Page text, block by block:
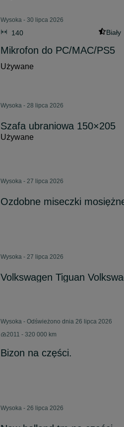
Wysoka - 30 lipca 2026
140 Biały
Mikrofon do PC/MAC/PS5
Używane
Wysoka - 28 lipca 2026
Szafa ubraniowa 150×205
Używane
Wysoka - 27 lipca 2026
Ozdobne miseczki
Wysoka - 27 lipca 2026
Volkswagen Tiguan
Wysoka - Odświeżono dnia 26 lipca 2026
2011 - 320 000 km
Bizon na części.
Wysoka - 26 lipca 2026